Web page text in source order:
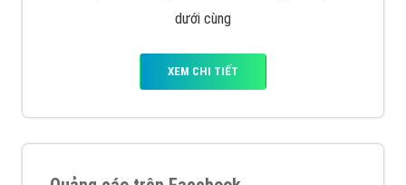
dưới cùng
XEM CHI TIẾT